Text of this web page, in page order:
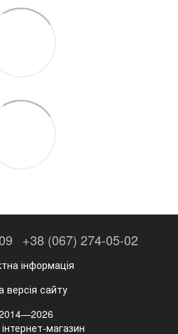
+38 (067) 274-05-02
інформація
версія сайту
магазин